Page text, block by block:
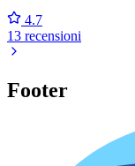
4.7
13 recensioni
Footer